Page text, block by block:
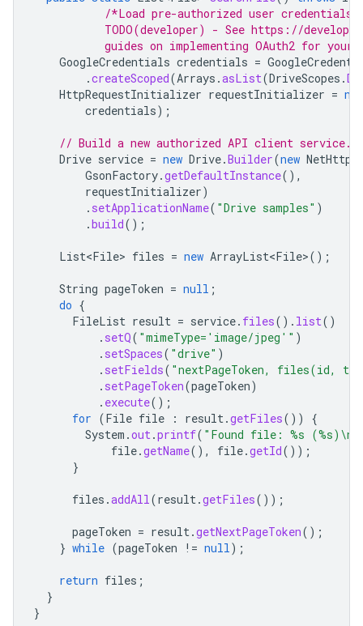
/*Load pre-authorized user credentials
TODO(developer) - See https://
guides on implementing OAuth2 for your
GoogleCredentials credentials =
.createScoped(Arrays .asList(DriveScopes .
HttpRequestInitializer requestInitializer = new
credentials);
// Build a new authorized API client service.
Drive service = new Drive.Builder(new
GsonFactory.getDefaultInstance(),
requestInitializer)
. setApplicationName( "Drive samples" )
.build();
List<File> files = new ArrayList<File>();
String pageToken = null ;
do {
FileList result = service. files(). list()
. setQ( "mimeType='image/jpeg'" )
. setSpaces( "drive" )
. setFields( "nextPageToken, files(id,
. setPageToken(pageToken)
. execute();
for (File file : result.getFiles())
{
System .out.printf( "Found file: %s (%s)\n"
file.getName(), file.getId());
}
files .addAll(result.getFiles());
pageToken = result.getNextPageToken();
} while (pageToken != null);
return files ;
}
}